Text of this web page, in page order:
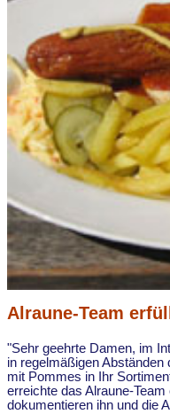
Alraune-Team
"Sehr geehrte Damen, im
in regelmäßigen
mit Pommes in Ihr
erreichte das Alraune-
dokumentieren ihn und die